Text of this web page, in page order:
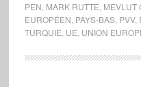
PEN MARK RUTTE MEVLUT
EUROPÉEN PAYS-BAS, PVV,
TURQUIE UE UNION